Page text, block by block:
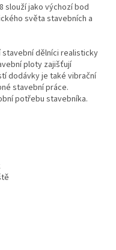
slouží jako výchozí bod
světa stavebních a
dělníci realisticky
ploty zajišťují
dodávky je také vibrační
stavební práce.
potřebu stavebníka.